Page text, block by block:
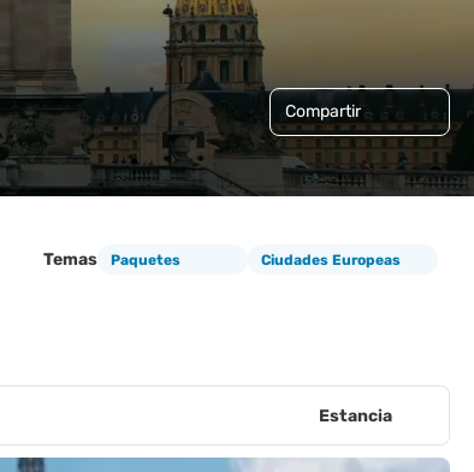
Compartir
Temas Paquetes Ciudades Europeas
Estancia